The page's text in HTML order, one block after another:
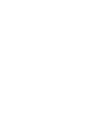
Stelle
deutschen
Ausbildung